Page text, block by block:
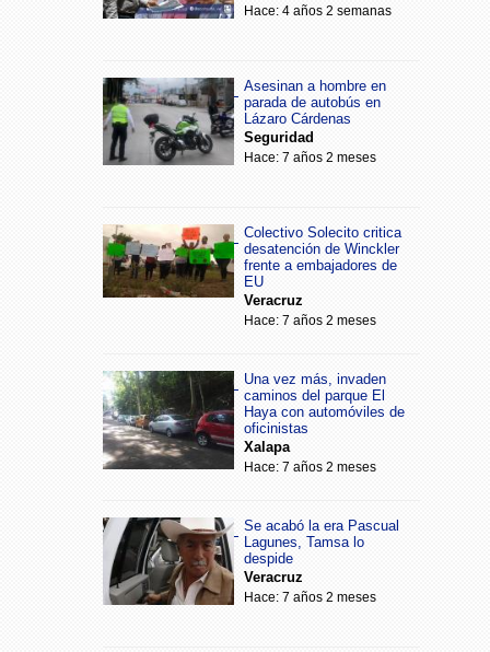
Hace: 4 años 2 semanas
Asesinan a hombre en
parada de autobús en
Lázaro Cárdenas
Seguridad
Hace: 7 años 2 meses
Colectivo Solecito critica
desatención de Winckler
frente a embajadores de
EU
Veracruz
Hace: 7 años 2 meses
Una vez más, invaden
caminos del parque El
Haya con automóviles de
oficinistas
Xalapa
Hace: 7 años 2 meses
Se acabó la era Pascual
Lagunes, Tamsa lo
despide
Veracruz
Hace: 7 años 2 meses